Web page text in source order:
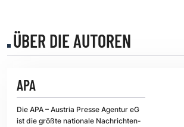
ÜBER DIE AUTOREN
APA
Die APA – Austria Presse Agentur eG
ist die größte nationale Nachrichten-